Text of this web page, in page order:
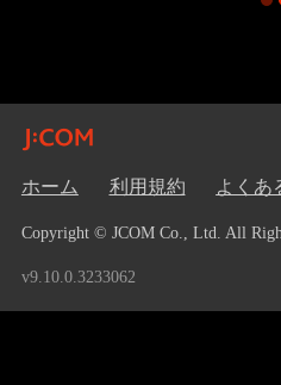
ホーム 利用規約 よくあ
Copyright © JCOM Co., Ltd. All
v9.10.0.3233062